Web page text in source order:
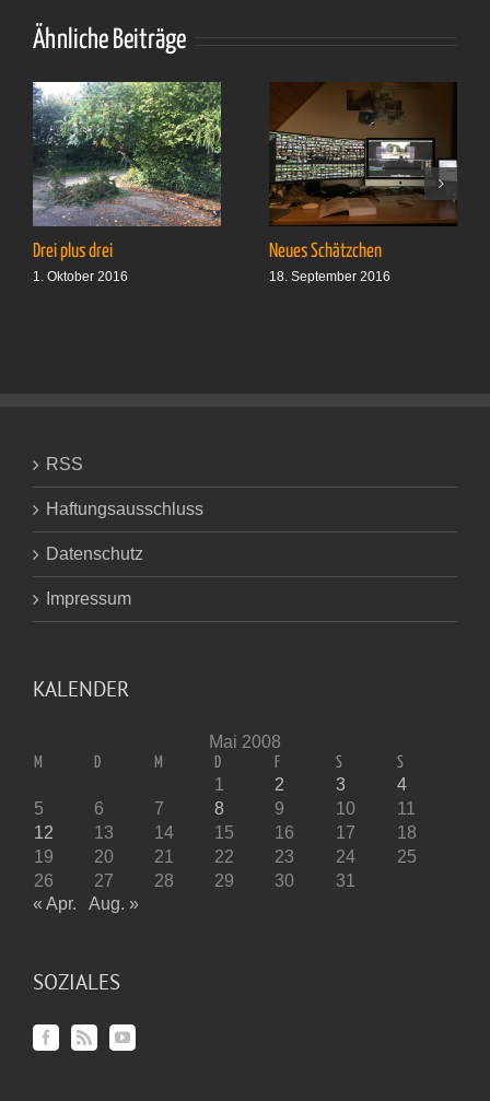
Ähnliche Beiträge
Drei plus drei
1. Oktober 2016
Neues Schätzchen
18. September 2016
RSS
Haftungsausschluss
Datenschutz
Impressum
KALENDER
Mai 2008
M D M D F S S
1 2 3
4
5
6 7 8 9 10
11
12
13 14 15 16 17
18
19
20 21 22 23 24
25
26
27 28 29 30
31
« Apr.
Aug. »
SOZIALES